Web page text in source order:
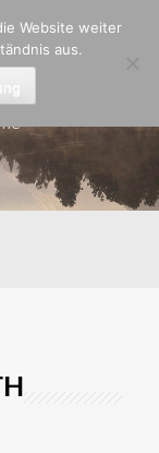
Website weiter
aus.